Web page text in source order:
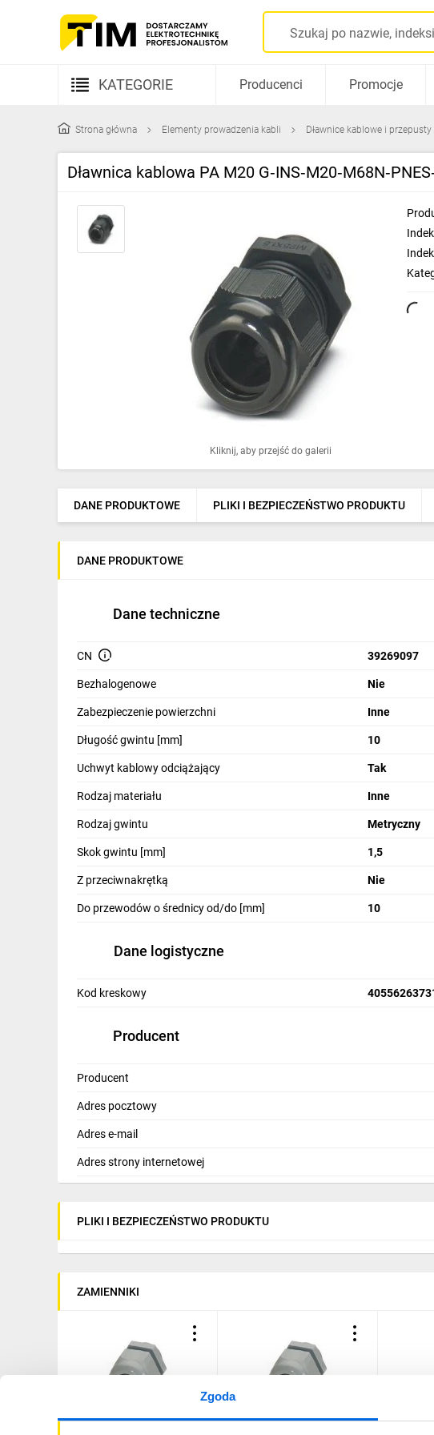
Zgoda
KATEGORIE
Kable i przewody
Elementy prowadzenia kabli
Fotowoltaika
Ogrzewanie
Elektronarzędzia i mierniki
Dom i ogród
Odzież ochronna i BHP
Inne
Budowa i Remont
Elektronika
Smart home
Telewizja naziemna i satelitarna
Producenci Promocje
Strona główna Elementy prowadzenia kabli Dławnice kablowe i przepusty
Dławnica kablowa PA M20
Kliknij, aby przejść do galerii
DANE PRODUKTOWE PLIKI I BEZPIECZEŃSTWO PRODUKTU
DANE PRODUKTOWE
Dane techniczne
CN 39269097
Bezhalogenowe Nie
Zabezpieczenie powierzchni Inne
Długość gwintu [mm] 10
Uchwyt kablowy odciążający Tak
Rodzaj materiału Inne
Rodzaj gwintu Metryczny
Skok gwintu [mm] 1,5
Z przeciwnakrętką Nie
Do przewodów o średnicy od/do [mm] 10
Dane logistyczne
Kod kreskowy
Producent
Producent
Adres pocztowy
Adres e-mail
Adres strony internetowej
PLIKI I BEZPIECZEŃSTWO PRODUKTU
ZAMIENNIKI